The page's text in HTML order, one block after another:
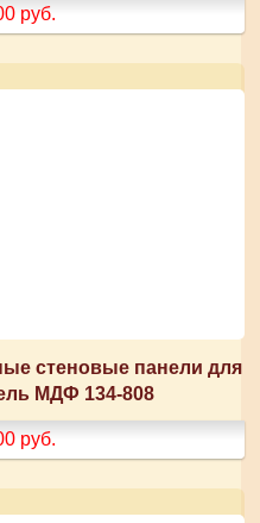
руб.
стеновые панели для
МДФ 134-808
руб.